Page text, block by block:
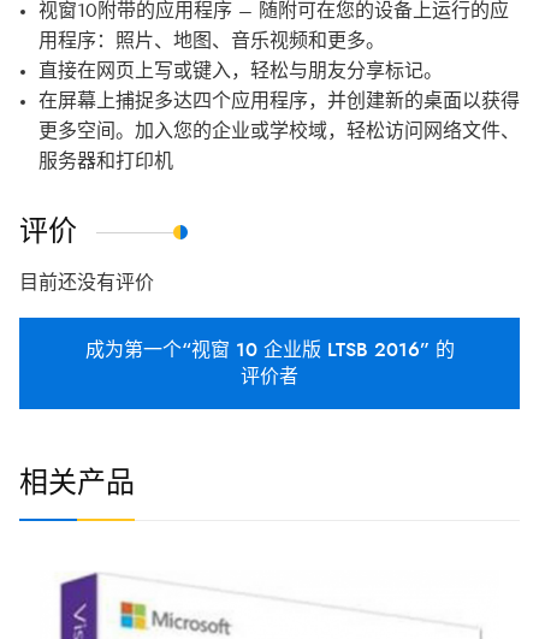
视窗10附带的应用程序 – 随附可在您的设备上运行的应
用程序：照片、地图、音乐视频和更多。
直接在网页上写或键入，轻松与朋友分享标记。
在屏幕上捕捉多达四个应用程序，并创建新的桌面以获得
更多空间。加入您的企业或学校域，轻松访问网络文件、
服务器和打印机
评价
目前还没有评价
成为第一个“视窗 10 企业版 LTSB 2016” 的
评价者
相关产品